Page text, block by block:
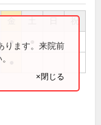
祝
●
ります。来院前
×閉じる